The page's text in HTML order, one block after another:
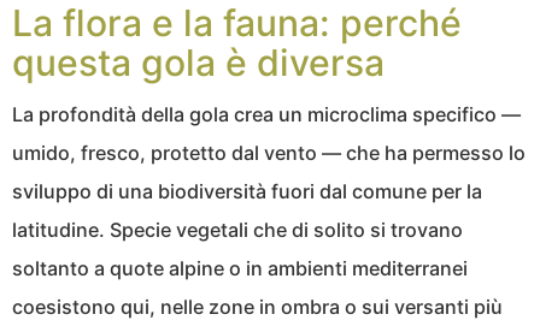
La flora e la fauna: perché
questa gola è diversa
La profondità della gola crea un microclima specifico —
umido, fresco, protetto dal vento — che ha permesso lo
sviluppo di una biodiversità fuori dal comune per la
latitudine. Specie vegetali che di solito si trovano
soltanto a quote alpine o in ambienti mediterranei
coesistono qui, nelle zone in ombra o sui versanti più